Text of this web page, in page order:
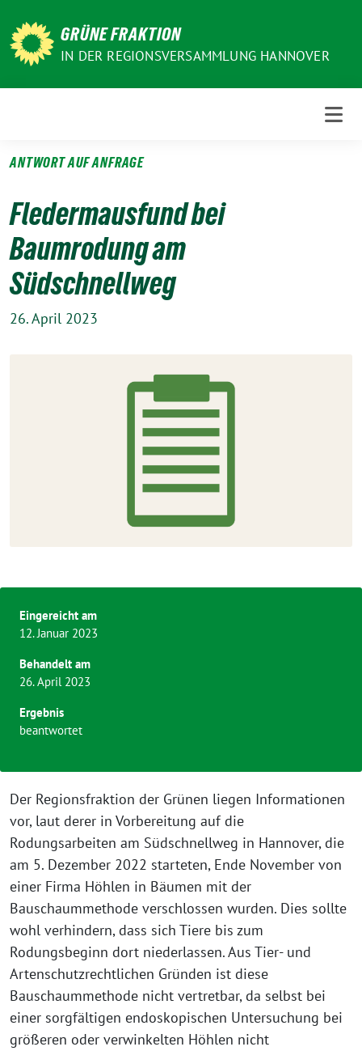
zum
Inhalt
GRÜNE FRAKTION
IN DER REGIONSVERSAMMLUNG HANNOVER
ANTWORT AUF ANFRAGE
Fledermausfund bei
Baumrodung am
Südschnellweg
26. April 2023
Der Regionsfraktion der Grünen liegen Informationen
vor, laut derer in Vorbereitung auf die
Rodungsarbeiten am Südschnellweg in Hannover, die
am 5. Dezember 2022 starteten, Ende November von
einer Firma Höhlen in Bäumen mit der
Bauschaummethode verschlossen wurden. Dies sollte
wohl verhindern, dass sich Tiere bis zum
Rodungsbeginn dort niederlassen. Aus Tier- und
Artenschutzrechtlichen Gründen ist diese
Bauschaummethode nicht vertretbar, da selbst bei
einer sorgfältigen endoskopischen Untersuchung bei
größeren oder verwinkelten Höhlen nicht
Eingereicht am
12. Januar 2023
Behandelt am
26. April 2023
Ergebnis
beantwortet